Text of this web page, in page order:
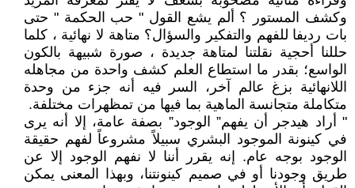
وكشف المستور ؟ ألم يشع القول " حب الحكمة " حتى
بات رديفا للفهم والتفكير والسؤال؟ متاهة لا نهائية ، كلما
حللنا أحجية نقلتنا لمتاهة جديدة ، صورة شبيهة بالكون
الواسع؛ بقدر ما استطاع العلم كشف واحدة من مجاهله
اللانهائية بزغ عالم آخر، السر فيه أنه جزء من وحدة
متكاملة متجانسة الماهية بما فيها من تمظهرات مختلفة.
" أراد هيدجر أن يفهم” الوجود” بصفة عامة، إلا أنه يرى
في كينونة الموجود البشري سبيلاً مشروعاً لفهم حقيقة
الوجود بوجه عام. إنه يقرر أننا لا نفهم الوجود إلا عن
طريق وجودنا أو في صميم كينونتنا، وبهذا المعنى يمكن